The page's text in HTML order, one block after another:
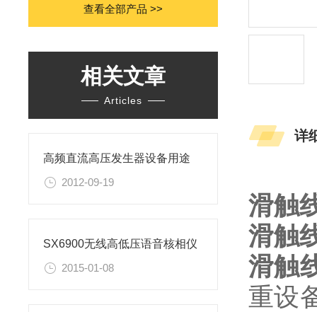
查看全部产品 >>
相关文章
Articles
高频直流高压发生器设备用途
2012-09-19
SX6900无线高低压语音核相仪
2015-01-08
详
滑触
滑触
滑触
重设